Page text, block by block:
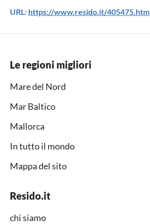
URL: https://www.resido.it/405475.htm
Le regioni migliori
Mare del Nord
Mar Baltico
Mallorca
In tutto il mondo
Mappa del sito
Resido.it
chi siamo